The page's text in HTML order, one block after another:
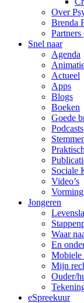
Over
Brenda
Snel naar
Agenda
Actueel
Apps
Blogs
Boeken
Goede
Podcasts
Praktisch
Sociale
Video’s
Jongeren
Waar
En
Mobiele
Mijn
Ouder/
eSpreekuur